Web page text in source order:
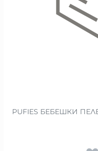
PUFIES БЕБЕШКИ